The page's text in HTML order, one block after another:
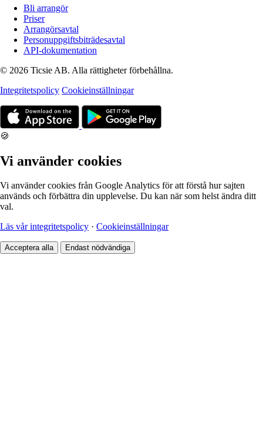
Bli arrangör
Priser
Arrangörsavtal
Personuppgiftsbiträdesavtal
API-dokumentation
© 2026 Ticsie AB. Alla rättigheter förbehållna.
Integritetspolicy Cookieinställningar
🍪
Vi använder cookies
Vi använder cookies från Google Analytics för att förstå hur sajten
används och förbättra din upplevelse. Du kan när som helst ändra ditt
val.
Läs vår integritetspolicy · Cookieinställningar
Acceptera alla Endast nödvändiga